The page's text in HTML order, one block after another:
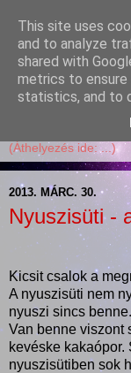
Garffyka
Szösszenetek a
receptekkel,
2013. MÁRC. 30.
Nyuszisüti -
Kicsit csalok a
A nyuszisüti nem
nyuszi sincs benne.
Van benne viszont
kevéske
nyuszisütiben sok
This site uses
and to analyze
shared with
metrics to ensure
statistics, and to